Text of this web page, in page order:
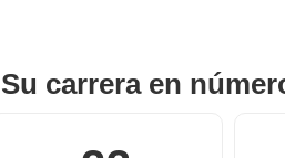
Su carrera en